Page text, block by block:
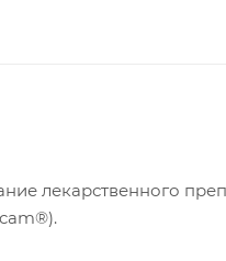
лекарственного